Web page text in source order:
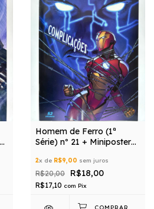
Homem de Ferro (1ª
Série) nº 21 + Miniposter
2x de R$9,00 sem juros
R$20,00 R$18,00
R$17,10 com Pix